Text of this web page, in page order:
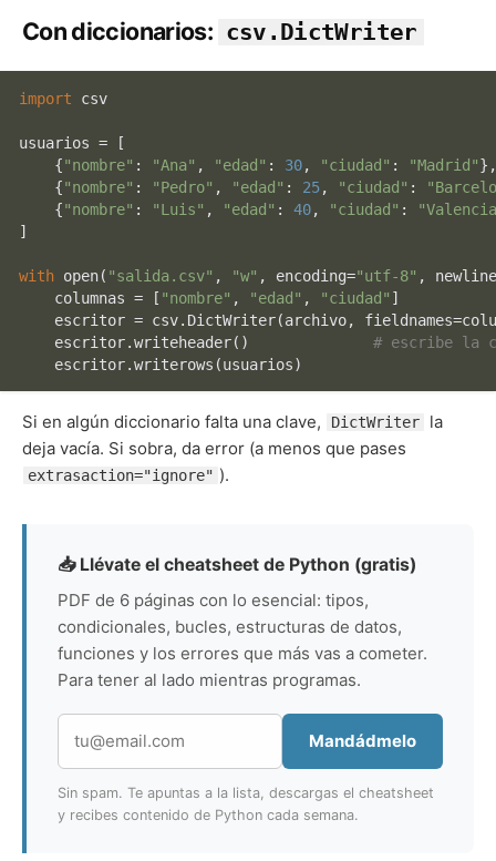
Con diccionarios: csv.DictWriter
import csv
usuarios = [
    {
"nombre" : "Ana" , "edad" : 30, "ciudad" : "Madrid"
    {
"nombre" : "Pedro" , "edad" : 25, "ciudad" :
    {
"nombre" : "Luis" , "edad" : 40, "ciudad" :
]
with open( "salida.csv" , "w" , encoding="utf-8" ,
    columnas = [
"nombre" , "edad" , "ciudad" ]
escritor = csv.DictWriter(archivo,
    escritor.writeheader()
# escribe la
Si en algún diccionario falta una clave, DictWriter
la
deja vacía. Si sobra, da error (a menos que pases
extrasaction="ignore" ).
📥 Llévate el cheatsheet de Python (gratis)
PDF de 6 páginas con lo esencial: tipos,
condicionales, bucles, estructuras de datos,
funciones y los errores que más vas a cometer.
Para tener al lado mientras programas.
Mandádmelo
Sin spam. Te apuntas a la lista, descargas el cheatsheet
y recibes contenido de Python cada semana.